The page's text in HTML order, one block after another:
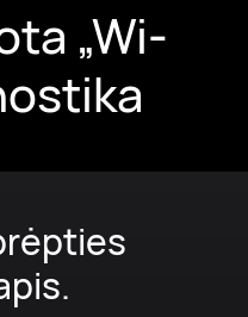
„Wi-
patarimus, kaip